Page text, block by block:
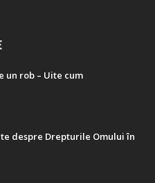
un rob – Uite cum
despre Drepturile Omului în